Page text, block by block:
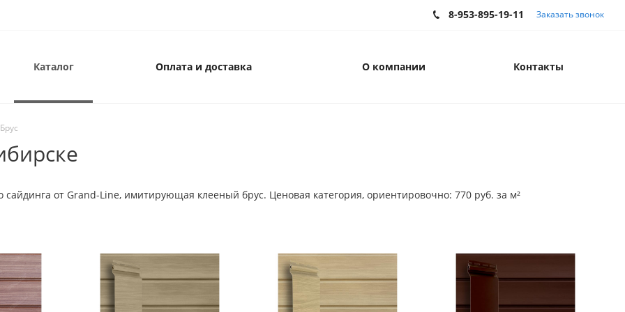
8-953-895-19-11 Заказать звонок
Каталог Оплата и доставка О компании Контакты
сайдинга от Grand-Line, имитирующая клееный брус. Ценовая категория, ориентировочно: 770 руб. за м²